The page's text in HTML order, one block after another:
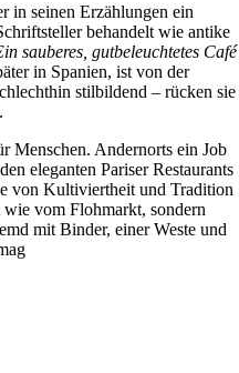
in seinen Erzählungen ein
behandelt wie antike
sauberes, gutbeleuchtetes Café
in Spanien, ist von der
stilbildend – rücken sie
Menschen. Andernorts ein Job
eleganten Pariser Restaurants
von Kultiviertheit und Tradition
vom Flohmarkt, sondern
mit Binder, einer Weste und